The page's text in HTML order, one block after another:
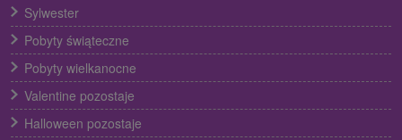
Sylwester
Pobyty świąteczne
Pobyty wielkanocne
Valentine pozostaje
Halloween pozostaje